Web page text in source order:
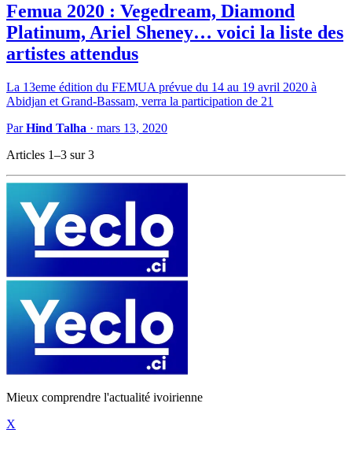
Femua 2020 : Vegedream, Diamond
Platinum, Ariel Sheney… voici la liste des
artistes attendus
La 13eme édition du FEMUA prévue du 14 au 19 avril 2020 à
Abidjan et Grand-Bassam, verra la participation de 21
ParHind Talha · mars 13, 2020
Articles 1–3 sur 3
Mieux comprendre l'actualité ivoirienne
X